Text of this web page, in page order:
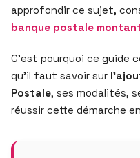
approfondir ce sujet,
banque postale
C’est pourquoi ce guide
qu’il faut savoir sur
Postale, ses modalités,
réussir cette démarche